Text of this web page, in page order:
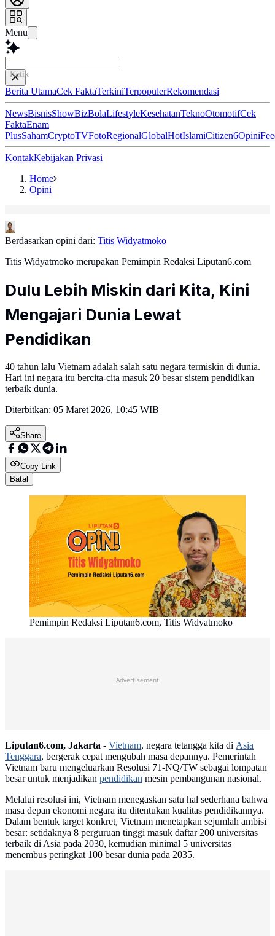
Menu
Ketik pertanyaanmu
Berita UtamaCek FaktaTerkiniTerpopulerRekomendasi
NewsBisnisShowBizBolaLifestyleKesehatanTeknoOtomotifCek
FaktaEnam
PlusSahamCryptoTVFotoRegionalGlobalHotIslamiCitizen6Opini
KontakKebijakan Privasi
Home
Opini
Berdasarkan opini dari: Titis Widyatmoko
Titis Widyatmoko merupakan Pemimpin Redaksi Liputan6.com
Dulu Lebih Miskin dari Kita, Kini
Mengajari Dunia Lewat
Pendidikan
40 tahun lalu Vietnam adalah salah satu negara termiskin di dunia.
Hari ini negara itu bercita-cita masuk 20 besar sistem pendidikan
terbaik dunia.
Diterbitkan: 05 Maret 2026, 10:45 WIB
Share
Copy Link
Batal
Pemimpin Redaksi Liputan6.com, Titis Widyatmoko
Advertisement
Liputan6.com, Jakarta - Vietnam, negara tetangga kita di Asia
Tenggara, bergerak cepat mengubah masa depannya. Pemerintah
Vietnam baru mengeluarkan Resolusi 71-NQ/TW sebagai lompatan
besar untuk menjadikan pendidikan mesin pembangunan nasional.
Melalui resolusi ini, Vietnam menegaskan satu hal sederhana bahwa
masa depan ekonomi negara itu ditentukan kualitas pendidikannya.
Dalam bentuk target konkret, Vietnam menetapkan sejumlah ambisi
besar: setidaknya 8 perguruan tinggi masuk daftar 200 universitas
terbaik di Asia pada 2030, kemudian minimal 5 universitas
menembus peringkat 100 besar dunia pada 2035.